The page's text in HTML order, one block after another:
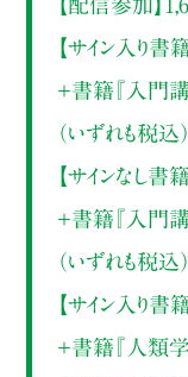
【配信参加】
【サイン入り
＋書籍『入門
（いずれも税
【サインなし
＋書籍『入門
（いずれも税
【サイン入り
＋書籍『人類